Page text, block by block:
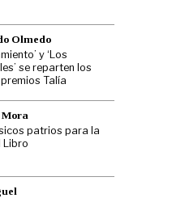
Olmedo
y ‘Los
se reparten los
Talía
patrios para la
Libro